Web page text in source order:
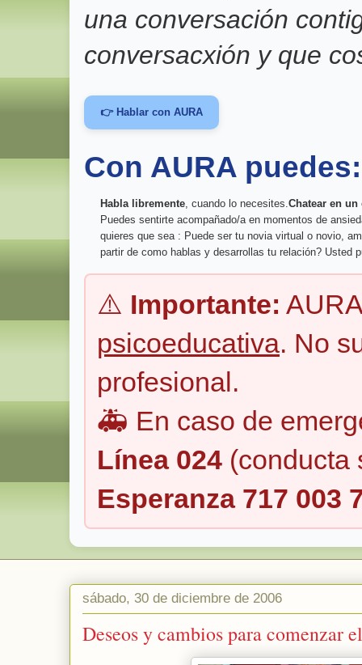
una conversación
conversacxión y que
👉 Hablar con AURA
Con AURA puedes:
Habla libremente, cuando lo necesites.Chatear en
Puedes sentirte acompañado/a en momentos de
quieres que sea : Puede ser tu novia virtual o novio,
partir de como hablas y desarrollas tu relación? Usted
⚠️ Importante:
psicoeducativa. No
profesional.
🚑 En caso de
Línea 024 (conducta
Esperanza 717 003
sábado, 30 de diciembre de 2006
Deseos y cambios para comenzar